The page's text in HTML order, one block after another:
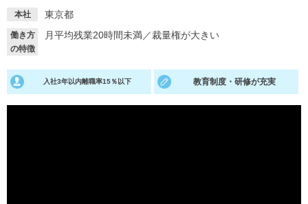
就活ノウハウ・サポート
就活ノウハウが満載！ お役立ち記事・相談室など
本社 東京都
働き方
の特徴
月平均残業20時間未満／裁量権が大きい
入社3年以内離職率15％以下 教育制度・研修が充実